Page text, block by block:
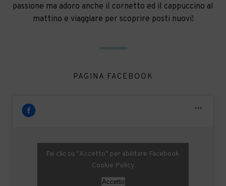
passione ma adoro anche il cornetto ed il cappuccino al
mattino e viaggiare per scoprire posti nuovi!
PAGINA FACEBOOK
Fai clic su "Accetto" per abilitare Facebook
Cookie Policy
Accetto